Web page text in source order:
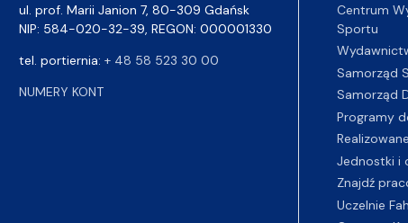
ul. prof. Marii Janion 7, 80-309 Gdańsk
NIP: 584-020-32-39, REGON: 000001330
tel. portiernia: + 48 58 523 30 00
NUMERY KONT
Centrum
Sportu
Samorząd
Samorząd
Programy
Jednostki i
Znajdź
Uczelnie